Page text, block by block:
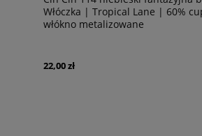
Włóczka | Tropical Lane | 60%
włókno metalizowane
22,00 zł